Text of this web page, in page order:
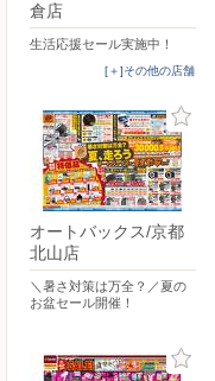
倉店
生活応援セール実施中！
[＋]その他の店舗
オートバックス/京都
北山店
＼暑さ対策は万全？／夏の
お盆セール開催！